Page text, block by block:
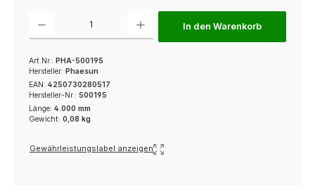
Produkt Anzahl: Gib den gewünschten Wert ein oder benutze die
In den Warenkorb
Art.Nr.: PHA-500195
Hersteller: Phaesun
EAN: 4250730280517
Hersteller-Nr.: 500195
Länge: 4.000 mm
Gewicht: 0,08 kg
Gewährleistungslabel anzeigen